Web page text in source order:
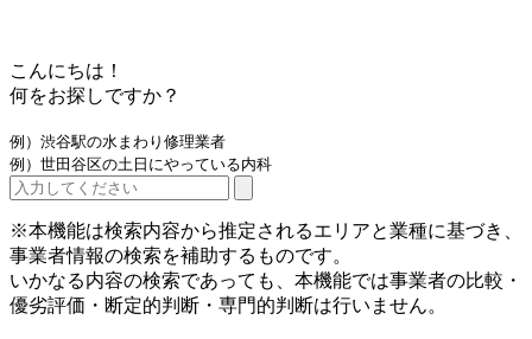
こんにちは！
何をお探しですか？
例）渋谷駅の水まわり修理業者
例）世田谷区の土日にやっている内科
※本機能は検索内容から推定されるエリアと業種に基づき、
事業者情報の検索を補助するものです。
いかなる内容の検索であっても、本機能では事業者の比較・
優劣評価・断定的判断・専門的判断は行いません。